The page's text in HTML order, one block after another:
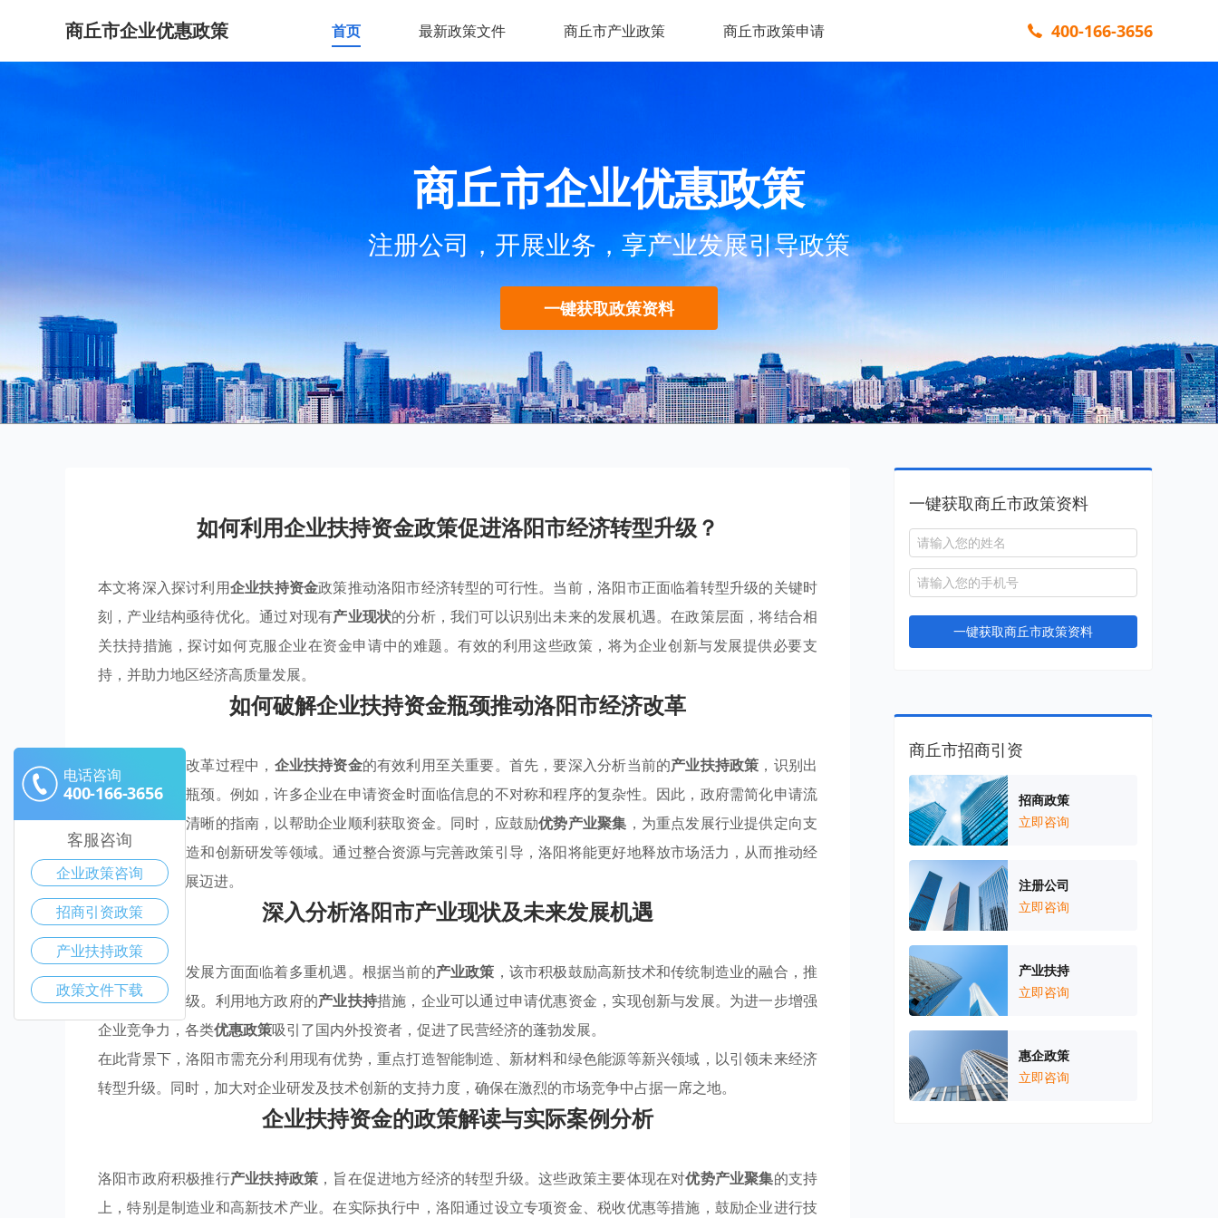
商丘市企业优惠政策 首页 最新政策文件 商丘市产业政策 商丘市政策申请 400-166-3656
商丘市企业优惠政策
注册公司，开展业务，享产业发展引导政策
一键获取政策资料
如何利用企业扶持资金政策促进洛阳市经济转型升级？
本文将深入探讨利用企业扶持资金政策推动洛阳市经济转型的可行性。当前，洛阳市正面临着转型升级的关键时
刻，产业结构亟待优化。通过对现有产业现状的分析，我们可以识别出未来的发展机遇。在政策层面，将结合相
关扶持措施，探讨如何克服企业在资金申请中的难题。有效的利用这些政策，将为企业创新与发展提供必要支
持，并助力地区经济高质量发展。
如何破解企业扶持资金瓶颈推动洛阳市经济改革
在洛阳市经济改革过程中， 企业扶持资金的有效利用至关重要。首先，要深入分析当前的产业扶持政策 ，识别出
其中的短板与瓶颈。例如，许多企业在申请资金时面临信息的不对称和程序的复杂性。因此，政府需简化申请流
程，提供更为清晰的指南，以帮助企业顺利获取资金。同时，应鼓励优势产业聚集 ，为重点发展行业提供定向支
持，如技术改造和创新研发等领域。通过整合资源与完善政策引导，洛阳将能更好地释放市场活力，从而推动经
济向高质量发展迈进。
深入分析洛阳市产业现状及未来发展机遇
洛阳市在产业发展方面面临着多重机遇。根据当前的产业政策 ，该市积极鼓励高新技术和传统制造业的融合，推
动产业结构升级。利用地方政府的产业扶持措施，企业可以通过申请优惠资金，实现创新与发展。为进一步增强
企业竞争力，各类优惠政策吸引了国内外投资者，促进了民营经济的蓬勃发展。
在此背景下，洛阳市需充分利用现有优势，重点打造智能制造、新材料和绿色能源等新兴领域，以引领未来经济
转型升级。同时，加大对企业研发及技术创新的支持力度，确保在激烈的市场竞争中占据一席之地。
企业扶持资金的政策解读与实际案例分析
洛阳市政府积极推行产业扶持政策 ，旨在促进地方经济的转型升级。这些政策主要体现在对优势产业聚集的支持
上，特别是制造业和高新技术产业。在实际执行中，洛阳通过设立专项资金、税收优惠等措施，鼓励企业进行技
一键获取商丘市政策资料
一键获取商丘市政策资料
商丘市招商引资
招商政策
立即咨询
注册公司
立即咨询
产业扶持
立即咨询
惠企政策
立即咨询
电话咨询
400-166-3656
客服咨询
企业政策咨询
招商引资政策
产业扶持政策
政策文件下载